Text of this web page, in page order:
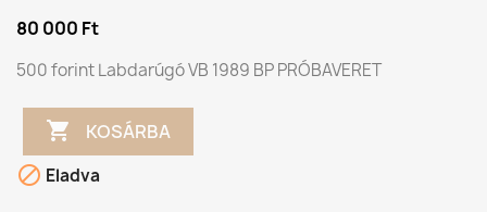
80 000 Ft
500 forint Labdarúgó VB 1989 BP PRÓBAVERET
 KOSÁRBA
 Eladva